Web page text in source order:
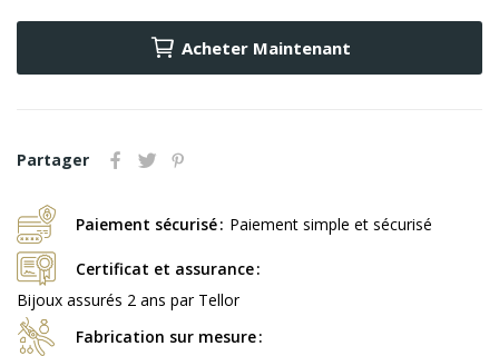
Acheter Maintenant
Partager
Paiement sécurisé Paiement simple et sécurisé
Certificat et assurance
Bijoux assurés 2 ans par Tellor
Fabrication sur mesure